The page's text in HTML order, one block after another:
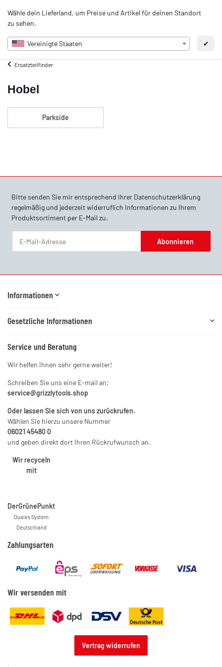
Wähle dein Lieferland, um Preise und Artikel für deinen Standort
zu sehen.
Vereinigte Staaten ✔
DE
Ersatzteilfinder
Hobel
Parkside
Bitte senden Sie mir entsprechend Ihrer Datenschutzerklärung
regelmäßig und jederzeit widerruflich Informationen zu Ihrem
Produktsortiment per E-Mail zu.
Abonnieren
Informationen
Gesetzliche Informationen
Service und Beratung
Wir helfen Ihnen sehr gerne weiter!
Schreiben Sie uns eine E-mail an:
service@grizzlytools.shop
Oder lassen Sie sich von uns zurückrufen.
Wählen Sie hierzu unsere Nummer
06021 45480 0
und geben direkt dort Ihren Rückrufwunsch an.
Wir recyceln
mit
DerGrünePunkt
Duales System
Deutschland
Zahlungsarten
Wir versenden mit
Vertrag widerrufen